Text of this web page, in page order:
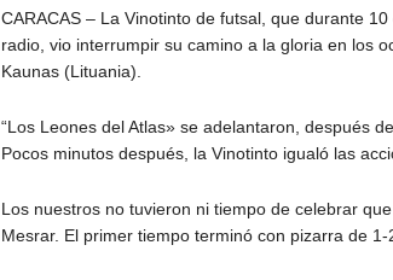
CARACAS – La Vinotinto de futsal, que durante
radio, vio interrumpir su camino a la gloria en los
Kaunas (Lituania).
“Los Leones del Atlas» se adelantaron, después
Pocos minutos después, la Vinotinto igualó las
Los nuestros no tuvieron ni tiempo de celebrar
Mesrar. El primer tiempo terminó con pizarra de